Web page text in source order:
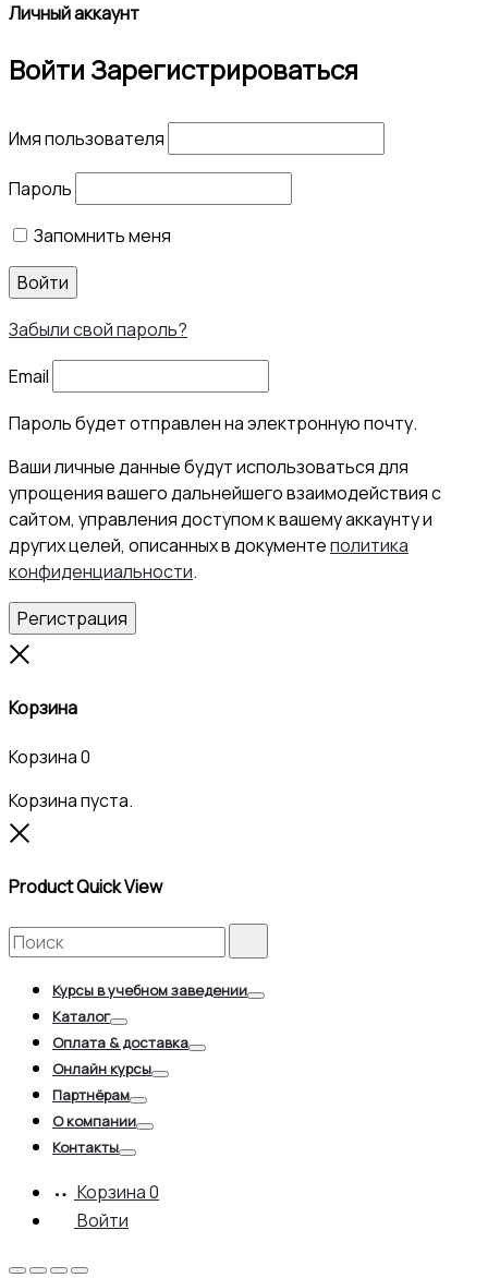
Личный аккаунт
ВойтиЗарегистрироваться
Имя пользователя
Пароль
Запомнить меня
Войти
Забыли свой пароль?
Email
Пароль будет отправлен на электронную почту.
Ваши личные данные будут использоваться для
упрощения вашего дальнейшего взаимодействия с
сайтом, управления доступом к вашему аккаунту и
других целей, описанных в документеполитика
конфиденциальности.
Регистрация
Корзина
Корзина0
Корзина пуста.
Product Quick View
Search
for:
Курсы в учебном заведении
Каталог
Toggle
Оплата & доставка
Онлайн курсы
Партнёрам
О компании
Контакты
Корзина0
Войти